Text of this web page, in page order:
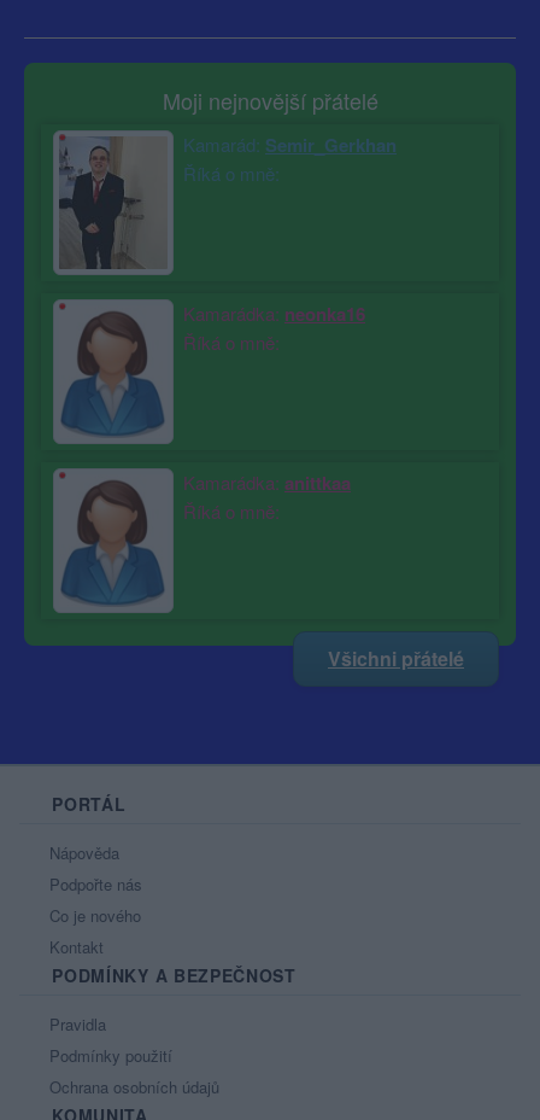
Moji nejnovější přátelé
Kamarád: Semir_Gerkhan
Říká o mně:
Kamarádka: neonka16
Říká o mně:
Kamarádka: anittkaa
Říká o mně:
Všichni přátelé
PORTÁL
Nápověda
Podpořte nás
Co je nového
Kontakt
PODMÍNKY A BEZPEČNOST
Pravidla
Podmínky použití
Ochrana osobních údajů